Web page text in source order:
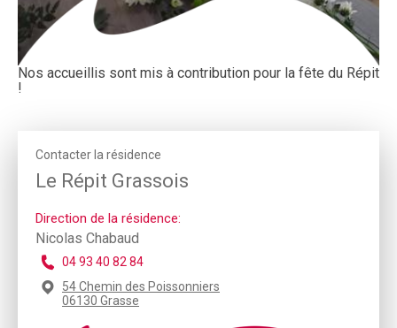
Nos accueillis sont mis à contribution pour la fête du Répit
!
Contacter la résidence
Le Répit Grassois
Direction de la résidence:
Nicolas Chabaud
04 93 40 82 84
54 Chemin des Poissonniers
06130 Grasse